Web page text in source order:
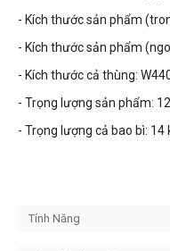
- Kích thước sản phẩm
- Kích thước sản phẩm
- Kích thước cả thùng:
- Trọng lượng sản phẩm:
- Trọng lượng cả bao bì: 14
Tính Năng